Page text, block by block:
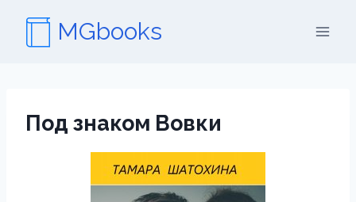
содержимому
MGbooks
Под знаком Вовки